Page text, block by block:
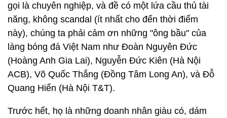
gọi là chuyên nghiệp, và đề có một lứa cầu thủ tài
năng, không scandal (ít nhất cho đến thời điểm
này), chúng ta phải cảm ơn những "ông bầu" của
làng bóng đá Việt Nam như Đoàn Nguyên Đức
(Hoàng Anh Gia Lai), Nguyễn Đức Kiên (Hà Nội
ACB), Võ Quốc Thắng (Đồng Tâm Long An), và Đỗ
Quang Hiển (Hà Nội T&T).
Trước hết, họ là những doanh nhân giàu có, dám